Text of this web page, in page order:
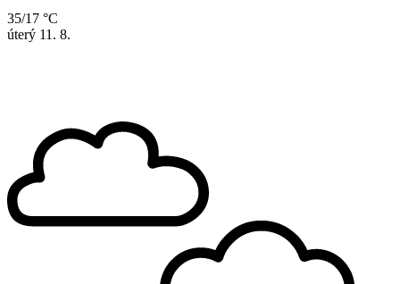
35/17 °C
úterý 11. 8.